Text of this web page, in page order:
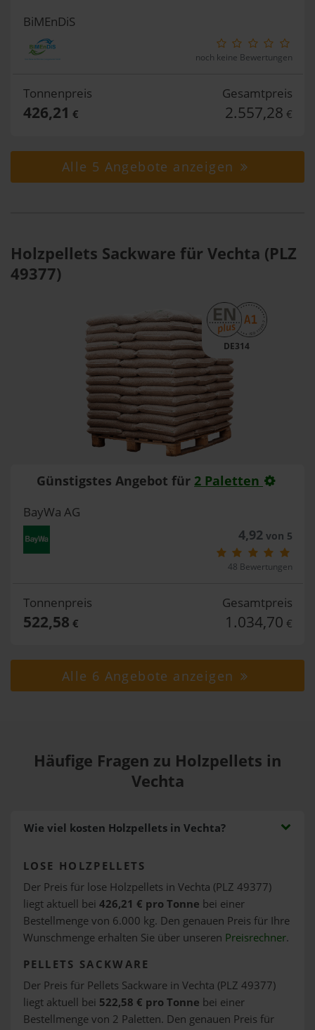
BiMEnDiS
noch keine Bewertungen
Tonnenpreis
426,21 €
Gesamtpreis
2.557,28 €
Alle 5 Angebote anzeigen
Holzpellets Sackware für Vechta (PLZ
49377)
DE314
Günstigstes Angebot für 2 Paletten
BayWa AG
4,92von 5
48 Bewertungen
Tonnenpreis
522,58 €
Gesamtpreis
1.034,70 €
Alle 6 Angebote anzeigen
Häufige Fragen zu Holzpellets in
Vechta
Wie viel kosten Holzpellets in Vechta?
LOSE HOLZPELLETS
Der Preis für lose Holzpellets in Vechta (PLZ 49377)
liegt aktuell bei 426,21 € pro Tonne bei einer
Bestellmenge von 6.000 kg. Den genauen Preis für Ihre
Wunschmenge erhalten Sie über unseren Preisrechner.
PELLETS SACKWARE
Der Preis für Pellets Sackware in Vechta (PLZ 49377)
liegt aktuell bei 522,58 € pro Tonne bei einer
Bestellmenge von 2 Paletten. Den genauen Preis für